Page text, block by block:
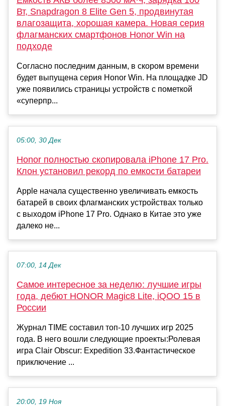
Вт, Snapdragon 8 Elite Gen 5, продвинутая
влагозащита, хорошая камера. Новая серия
флагманских смартфонов Honor Win на
подходе
Согласно последним данным, в скором времени
будет выпущена серия Honor Win. На площадке JD
уже появились страницы устройств с пометкой
«суперпр...
05:00, 30 Дек
Honor полностью скопировала iPhone 17 Pro.
Клон установил рекорд по емкости батареи
Apple начала существенно увеличивать емкость
батарей в своих флагманских устройствах только
с выходом iPhone 17 Pro. Однако в Китае это уже
далеко не...
07:00, 14 Дек
Самое интересное за неделю: лучшие игры
года, дебют HONOR Magic8 Lite, iQOO 15 в
России
Журнал TIME составил топ-10 лучших игр 2025
года. В него вошли следующие проекты:Ролевая
игра Clair Obscur: Expedition 33.Фантастическое
приключение ...
20:00, 19 Ноя